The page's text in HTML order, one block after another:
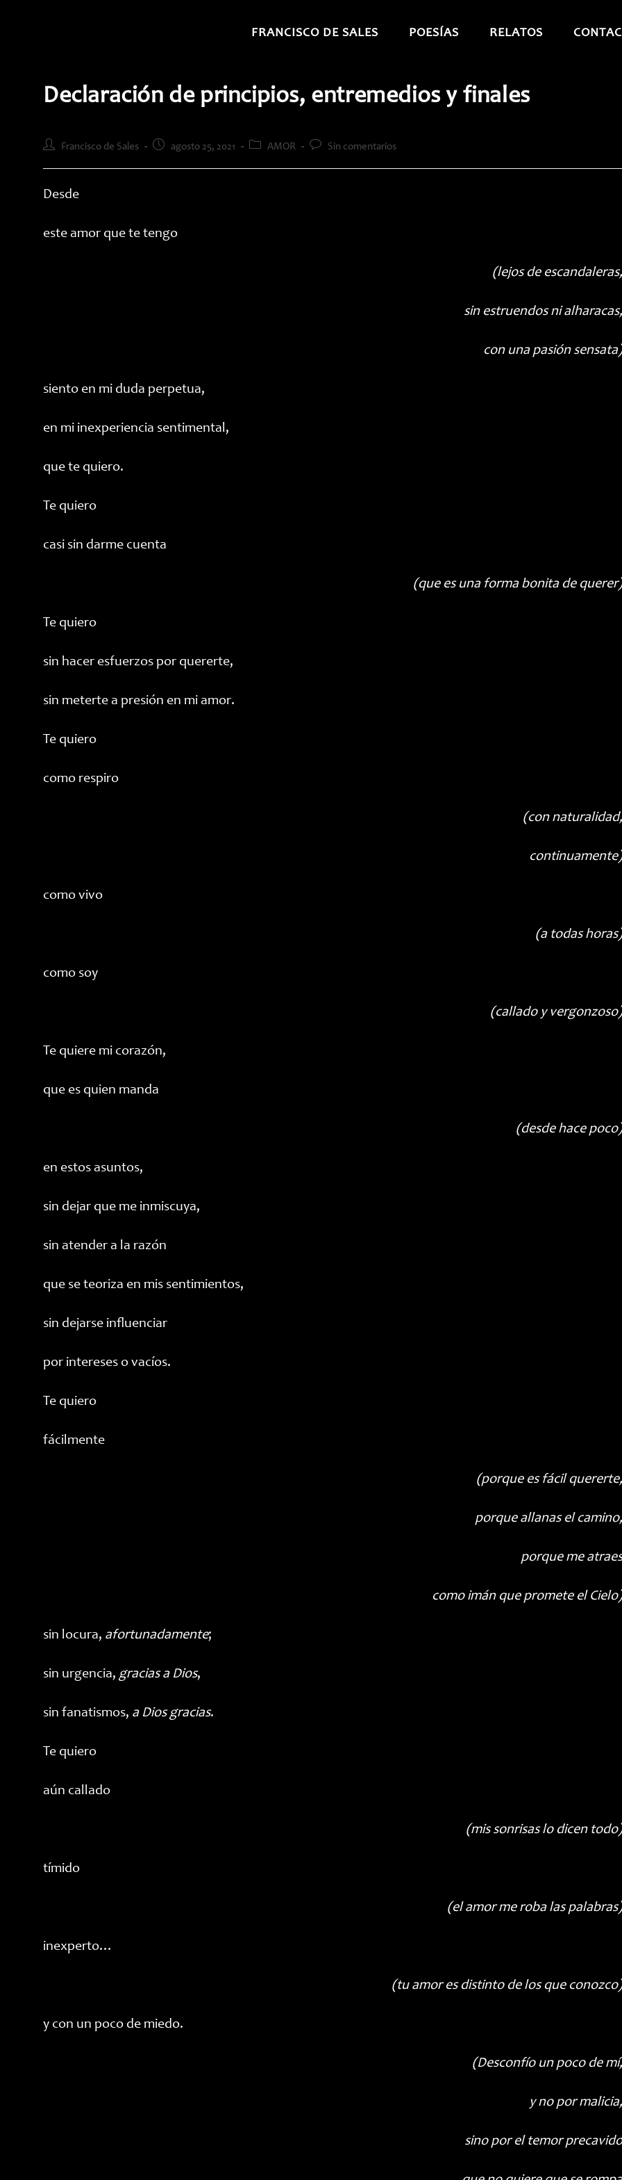
FRANCISCO DE SALES POESÍAS RELATOS
Declaración de principios, entremedios y finales
Autor
entrada:
Francisco de Sales
Publicación
agosto 25, 2021
Categoría
AMOR
Comentarios
Sin comentarios
Desde
este amor que te tengo
(lejos de
sin estruendos ni
con una pasión
siento en mi duda perpetua,
en mi inexperiencia sentimental,
que te quiero.
Te quiero
casi sin darme cuenta
(que es una forma bonita de
Te quiero
sin hacer esfuerzos por quererte,
sin meterte a presión en mi amor.
Te quiero
como respiro
(con
como vivo
(a todas
como soy
(callado y
Te quiere mi corazón,
que es quien manda
(desde hace
en estos asuntos,
sin dejar que me inmiscuya,
sin atender a la razón
que se teoriza en mis sentimientos,
sin dejarse influenciar
por intereses o vacíos.
Te quiero
fácilmente
(porque es fácil
porque allanas el
porque me
como imán que promete el
sin locura, afortunadamente;
sin urgencia, gracias a Dios,
sin fanatismos, a Dios gracias.
Te quiero
aún callado
(mis sonrisas lo dicen
tímido
(el amor me roba las
inexperto…
(tu amor es distinto de los que
y con un poco de miedo.
(Desconfío un poco de
y no por
sino por el temor